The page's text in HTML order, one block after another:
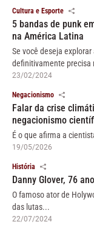
Cultura e Esporte
5 bandas de punk
na América Latina
Se você deseja
definitivamente precisa
23/02/2024
Negacionismo
Falar da crise
negacionismo
É o que afirma a
19/05/2026
História
Danny Glover, 76
O famoso ator de
das lutas...
22/07/2024